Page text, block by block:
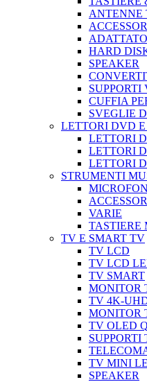
ANTENNE
HARD
SPEAKER
SUPPORTI
CUFFIA
SVEGLIE
LETTORI DVD
LETTORI
LETTORI
LETTORI
STRUMENTI
VARIE
TASTIERE
TV E SMART TV
TV LCD
TV LCD
TV SMART
MONITOR
TV 4K-
MONITOR
TV OLED
SUPPORTI
TV MINI
SPEAKER